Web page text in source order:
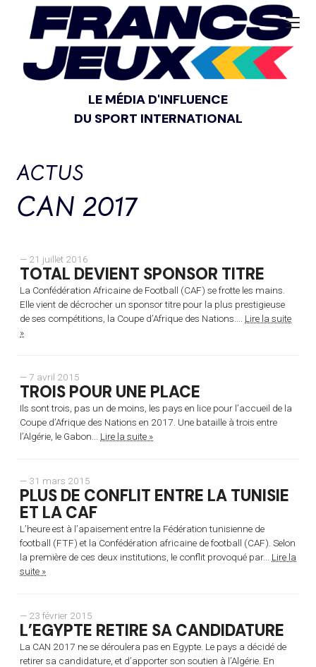
LE MÉDIA D'INFLUENCE
DU SPORT INTERNATIONAL
ACTUS
CAN 2017
— 21 juillet 2016
TOTAL DEVIENT SPONSOR TITRE
La Confédération Africaine de Football (CAF) se frotte les mains.
Elle vient de décrocher un sponsor titre pour la plus prestigieuse
de ses compétitions, la Coupe d’Afrique des Nations.... Lire la suite
»
— 7 avril 2015
TROIS POUR UNE PLACE
Ils sont trois, pas un de moins, les pays en lice pour l’accueil de la
Coupe d’Afrique des Nations en 2017. Une bataille à trois entre
l’Algérie, le Gabon... Lire la suite »
— 31 mars 2015
PLUS DE CONFLIT ENTRE LA TUNISIE
ET LA CAF
L’heure est à l’apaisement entre la Fédération tunisienne de
football (FTF) et la Confédération africaine de football (CAF). Selon
la première de ces deux institutions, le conflit provoqué par... Lire la
suite »
— 23 février 2015
L’EGYPTE RETIRE SA CANDIDATURE
La CAN 2017 ne se déroulera pas en Egypte. Le pays a décidé de
retirer sa candidature, et d’apporter son soutien à l’Algérie. En